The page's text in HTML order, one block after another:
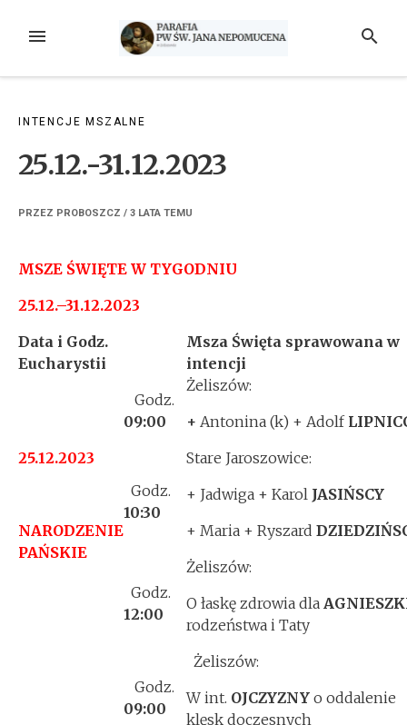
MENU SZUKAJ
INTENCJE MSZALNE
25.12.-31.12.2023
PRZEZ PROBOSZCZ / 3 LATA TEMU
MSZE ŚWIĘTE W TYGODNIU
25.12.–31.12.2023
Data i Godz.
Eucharystii
Msza Święta sprawowana w
intencji
25.12.2023
NARODZENIE
PAŃSKIE
Godz.
09:00
Żeliszów:
+ Antonina (k) + Adolf
Godz.
10:30
Stare Jaroszowice:
+ Jadwiga + Karol JASIŃSCY
+ Maria + Ryszard
Godz.
12:00
Żeliszów:
O łaskę zdrowia dla
rodzeństwa i Taty
Godz.
09:00
Żeliszów:
W int. OJCZYZNY o oddalenie
klęsk doczesnych